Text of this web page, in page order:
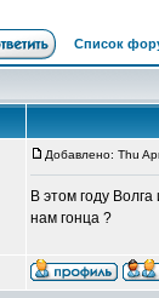
Список
Добавлено: Thu
В этом году
нам гонца ?